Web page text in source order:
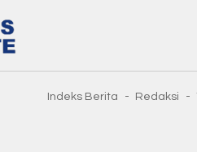
Indeks Berita Redaksi